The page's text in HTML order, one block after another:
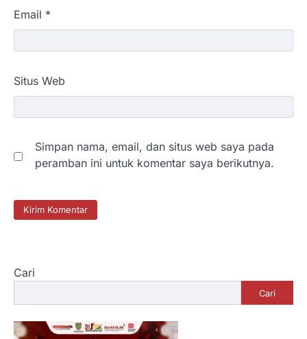
Email *
Situs Web
Simpan nama, email, dan situs web saya pada
peramban ini untuk komentar saya berikutnya.
Cari
Cari